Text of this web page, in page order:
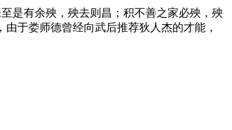
有余殃，殃去则昌；积不善之家必殃，殃
于娄师德曾经向武后推荐狄人杰的才能，